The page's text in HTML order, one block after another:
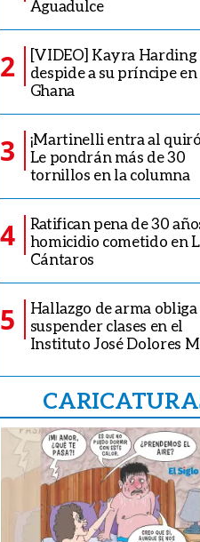
Aguadulce
2
[VIDEO] Kayra Harding
despide a su príncipe en
Ghana
3
¡Martinelli entra al
Le pondrán más de 30
tornillos en la columna
4
Ratifican pena de 30
homicidio cometido en
Cántaros
5
Hallazgo de arma obliga
suspender clases en el
Instituto José Dolores